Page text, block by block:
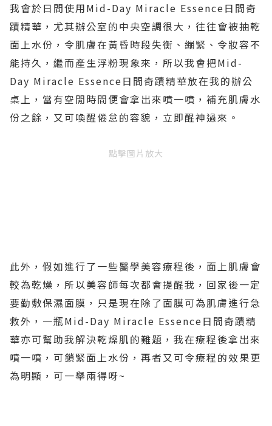
我會於日間使用Mid-Day Miracle Essence日間奇
蹟精華，尤其辦公室的中央空調很大，往往會被抽乾
面上水份，令肌膚在黃昏時段失衡、繃緊、令妝容不
能持久，繼而產生浮粉現象來，所以我會把Mid-
Day Miracle Essence日間奇蹟精華放在我的辦公
桌上，當有空閒時間便會拿出來噴一噴，補充肌膚水
份之餘，又可喚醒倦怠的容貌，立即醒神過來。
點擊圖片放大
此外，假如進行了一些醫學美容療程後，面上肌膚會
較為乾燥，所以美容師每次都會提醒我，回家後一定
要勤敷保濕面膜，只是現在除了面膜可為肌膚進行急
救外，一瓶Mid-Day Miracle Essence日間奇蹟精
華亦可幫助我解決乾燥肌的難題，我在療程後拿出來
噴一噴，可鎖緊面上水份，再者又可令療程的效果更
為明顯，可一舉兩得呀~